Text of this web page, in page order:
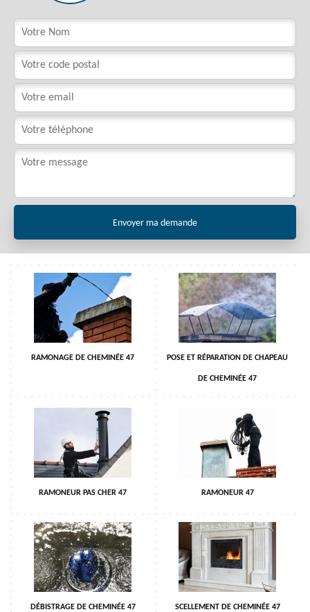
RAMONAGE DE CHEMINÉE 47 POSE ET RÉPARATION DE CHAPEAU
DE CHEMINÉE 47
RAMONEUR PAS CHER 47 RAMONEUR 47
DÉBISTRAGE DE CHEMINÉE 47 SCELLEMENT DE CHEMINÉE 47